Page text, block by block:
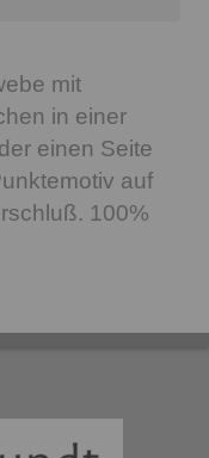
mit
in einer
einen Seite
auf
100%